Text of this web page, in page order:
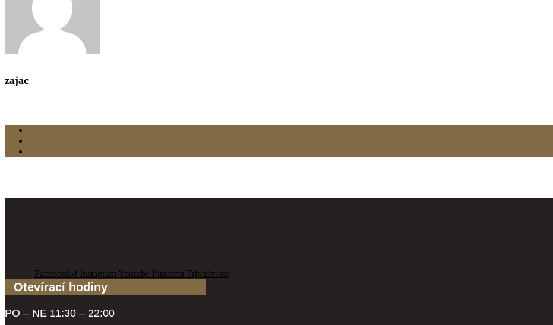
zajac
Facebook-f Instagram Youtube Pinterest Tripadvisor
Otevírací hodiny
PO – NE 11:30 – 22:00